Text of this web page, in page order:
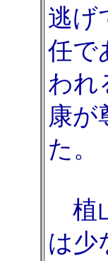
逃げ
任で
われ
康が
た。
植
は少